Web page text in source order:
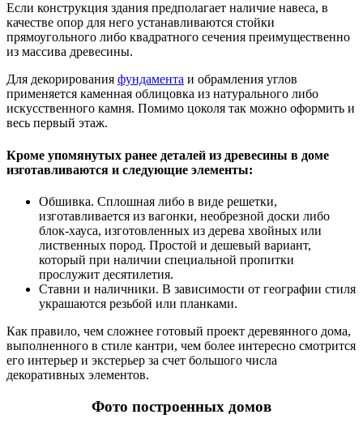
Если конструкция здания предполагает наличие навеса, в
качестве опор для него устанавливаются стойки
прямоугольного либо квадратного сечения преимущественно
из массива древесины.
Для декорирования фундамента и обрамления углов
применяется каменная облицовка из натурального либо
искусственного камня. Помимо цоколя так можно оформить и
весь первый этаж.
Кроме упомянутых ранее деталей из древесины в доме
изготавливаются и следующие элементы:
Обшивка. Сплошная либо в виде решетки,
изготавливается из вагонки, необрезной доски либо
блок-хауса, изготовленных из дерева хвойных или
лиственных пород. Простой и дешевый вариант,
который при наличии специальной пропитки
прослужит десятилетия.
Ставни и наличники. В зависимости от географии стиля
украшаются резьбой или планками.
Как правило, чем сложнее готовый проект деревянного дома,
выполненного в стиле кантри, чем более интересно смотрится
его интерьер и экстерьер за счет большого числа
декоративных элементов.
Фото построенных домов